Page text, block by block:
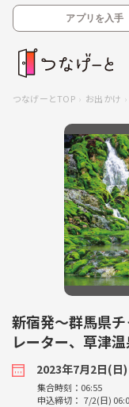
アプリを入手
つなげーとTOP お出かけ
新宿発〜群馬県
レーター、草津
2023年7月2日(日
集合時刻：06:55
申込締切： 7/2(日)